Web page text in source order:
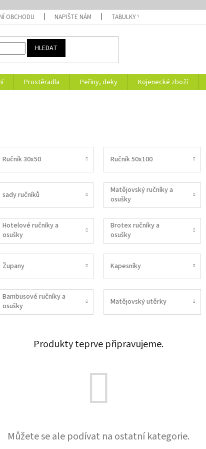
OBCHODU NAPIŠTE NÁM TABULKY VELIKOSTÍ
HLEDAT
Prostěradla Peřiny, deky Kojenecké zboží
Ručník 30x50 Ručník 50x100
sady ručníků
Matějovský ručníky a
osušky
Hotelové ručníky a
osušky
Brotex ručníky a
osušky
Župany Kapesníky
Bambusové ručníky a
osušky
Matějovský utěrky
Produkty teprve připravujeme.
Můžete se ale podívat na ostatní kategorie.